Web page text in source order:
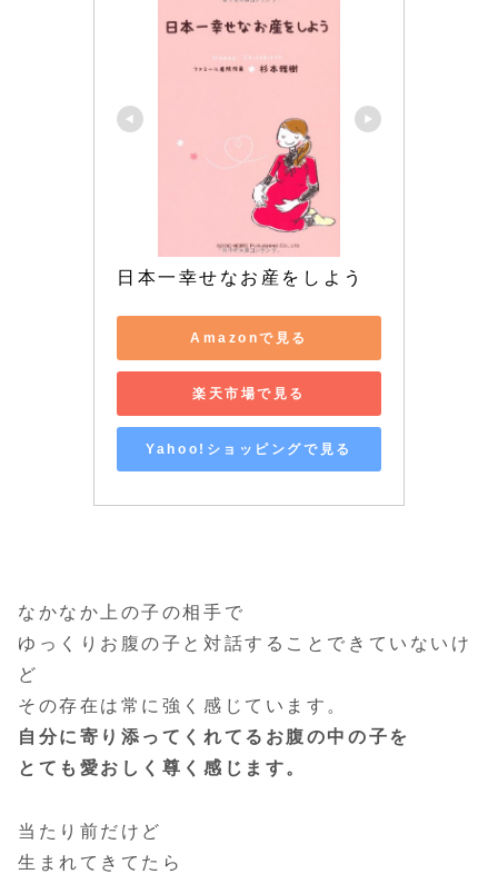
日本一幸せなお産をしよう
Amazonで見る
楽天市場で見る
Yahoo!ショッピングで見る
なかなか上の子の相手で
ゆっくりお腹の子と対話することできていないけ
ど
その存在は常に強く感じています。
自分に寄り添ってくれてるお腹の中の子を
とても愛おしく尊く感じます。
当たり前だけど
生まれてきてたら